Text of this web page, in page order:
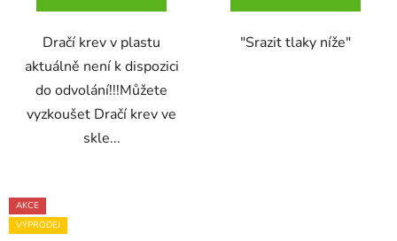
Dračí krev v plastu
aktuálně není k dispozici
do odvolání!!!Můžete
vyzkoušet Dračí krev ve
skle...
"Srazit tlaky níže"
AKCE
VÝPRODEJ